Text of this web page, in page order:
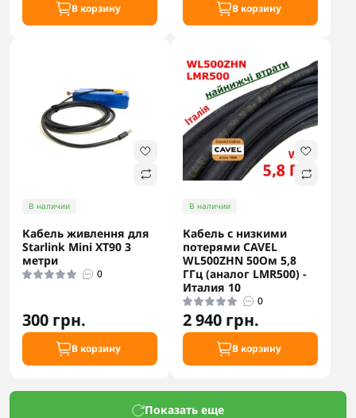
В корзину В корзину
В наличии
Кабель живлення для
Starlink Mini XT90 3
метри
0
300 грн.
В корзину
В наличии
Кабель с низкими
потерями CAVEL
WL500ZHN 50Ом 5,8
ГГц (аналог LMR500) -
Италия 10
0
2 940 грн.
В корзину
Показать еще